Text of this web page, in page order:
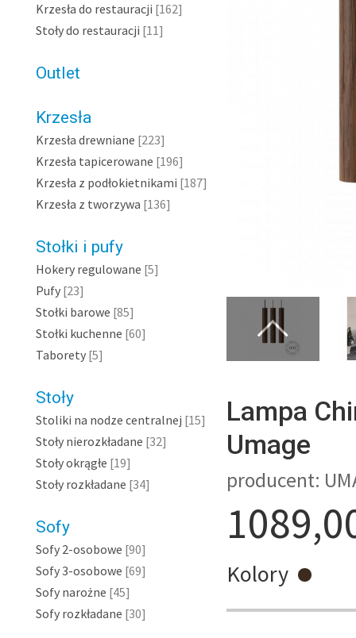
Krzesła do restauracji [162]
Stoły do restauracji [11]
Outlet
Krzesła
Krzesła drewniane [223]
Krzesła tapicerowane [196]
Krzesła z podłokietnikami [187]
Krzesła z tworzywa [136]
Stołki i pufy
Hokery regulowane [5]
Pufy [23]
Stołki barowe [85]
Stołki kuchenne [60]
Taborety [5]
Stoły
Stoliki na nodze centralnej [15]
Stoły nierozkładane [32]
Stoły okrągłe [19]
Stoły rozkładane [34]
Sofy
Sofy 2-osobowe [90]
Sofy 3-osobowe [69]
Sofy narożne [45]
Sofy rozkładane [30]
Lampa
Umage
producent:
Kolory